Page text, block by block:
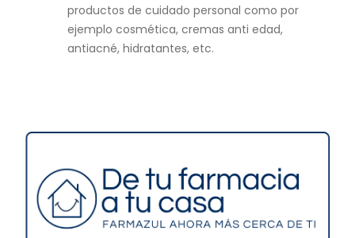
productos de cuidado personal como por
ejemplo cosmética, cremas anti edad,
antiacné, hidratantes, etc.